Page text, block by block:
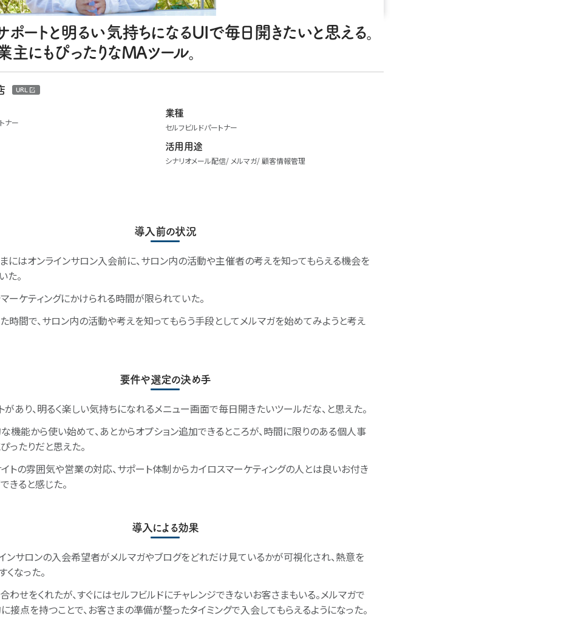
ートと明るい気持ちになるUIで毎日開きたいと思える。
にもぴったりなMAツール。
URL
ナー
業種
セルフビルドパートナー
活用用途
シナリオメール配信 メルマガ 顧客情報管理
導入前の状況
にはオンラインサロン入会前に、サロン内の活動や主催者の考えを知ってもらえる機会を
た。
ーケティングにかけられる時間が限られていた。
時間で、サロン内の活動や考えを知ってもらう手段としてメルマガを始めてみようと考え
要件や選定の決め手
があり、明るく楽しい気持ちになれるメニュー画面で毎日開きたいツールだな、と思えた。
機能から使い始めて、あとからオプション追加できるところが、時間に限りのある個人事
ったりだと思えた。
トの雰囲気や営業の対応、サポート体制からカイロスマーケティングの人とは良いお付き
きると感じた。
導入による効果
ンサロンの入会希望者がメルマガやブログをどれだけ見ているかが可視化され、熱意を
くなった。
わせをくれたが、すぐにはセルフビルドにチャレンジできないお客さまもいる。メルマガで
接点を持つことで、お客さまの準備が整ったタイミングで入会してもらえるようになった。